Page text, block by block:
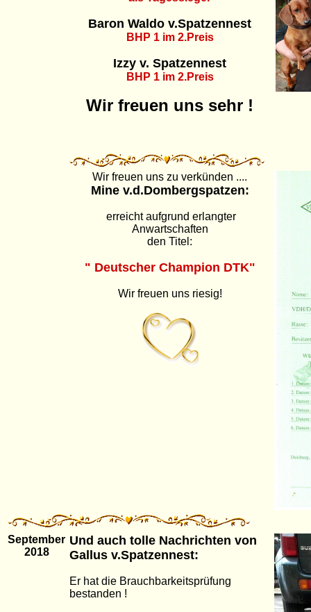
Baron Waldo v.Spatzennest
BHP 1 im 2.Preis
Izzy v. Spatzennest
BHP 1 im 2.Preis
Wir freuen uns sehr !
Wir freuen uns zu verkünden ....
Minev.d.Dombergspatzen:
erreicht aufgrund erlangter
Anwartschaften
den Titel:
" Deutscher Champion DTK"
Wir freuen uns riesig!
September
2018
Und auch tolle Nachrichten von
Gallus v.Spatzennest:
Er hat die Brauchbarkeitsprüfung
bestanden !